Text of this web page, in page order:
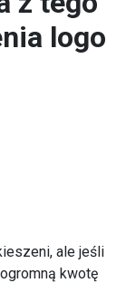
logo
ale jeśli
kwotę